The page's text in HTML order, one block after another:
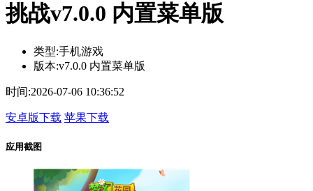
挑战v7.0.0 内置菜单版
类型:手机游戏
版本:v7.0.0 内置菜单版
时间:2026-07-06 10:36:52
安卓版下载 苹果下载
应用截图